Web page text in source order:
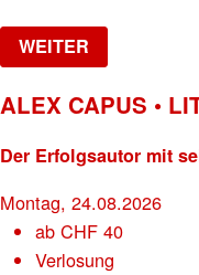
WEITER
ALEX CAPUS •
Der Erfolgsautor mit
Montag, 24.08.2026
abCHF 40
Verlosung